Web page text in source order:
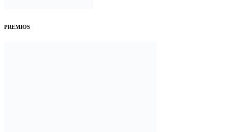
PREMIOS